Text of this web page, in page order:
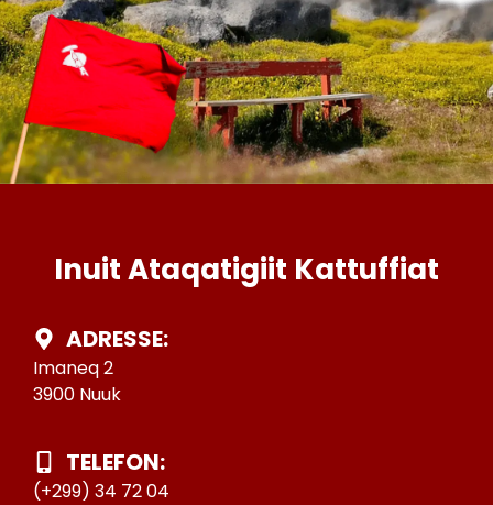
Inuit Ataqatigiit Kattuffiat
ADRESSE:
Imaneq 2
3900 Nuuk
TELEFON:
(+299) 34 72 04